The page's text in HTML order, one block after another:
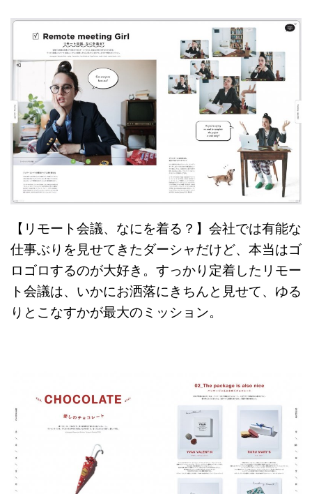
【リモート会議、なにを着る？】会社では有能な
仕事ぶりを見せてきたダーシャだけど、本当はゴ
ロゴロするのが大好き。すっかり定着したリモー
ト会議は、いかにお洒落にきちんと見せて、ゆる
りとこなすかが最大のミッション。